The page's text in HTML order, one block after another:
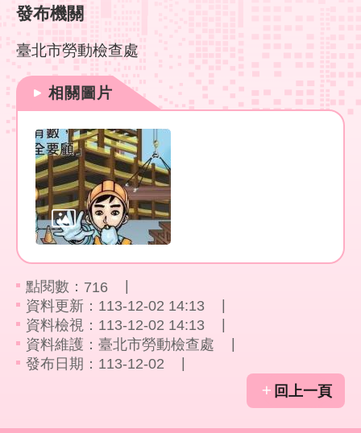
站
覽
回
English
陳
情
系
常
見
問
答
發布機關
臺北市勞動檢查處
相關圖片
點閱數： 716
資料更新：113-12-02 14:13
資料檢視：113-12-02 14:13
資料維護：臺北市勞動檢查處
發布日期：113-12-02
回上一頁